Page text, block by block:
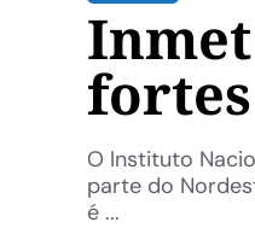
O Instituto
parte do
é ...